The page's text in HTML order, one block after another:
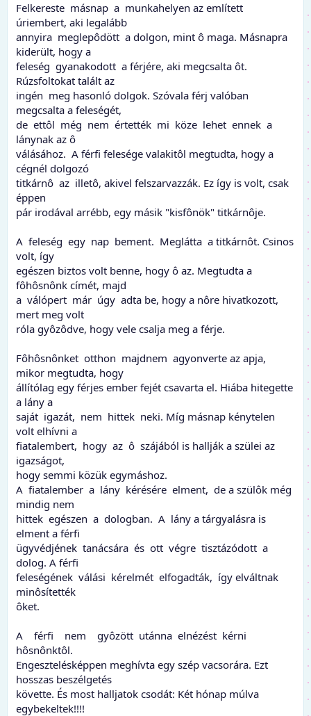
Felkereste másnap a munkahelyen az említett
úriembert, aki legalább
annyira meglepôdött a dolgon, mint ô maga. Másnapra
kiderült, hogy a
feleség gyanakodott a férjére, aki megcsalta ôt.
Rúzsfoltokat talált az
ingén meg hasonló dolgok. Szóvala férj valóban
megcsalta a feleségét,
de ettôl még nem értették mi köze lehet ennek a
lánynak az ô
válásához. A férfi felesége valakitôl megtudta, hogy a
cégnél dolgozó
titkárnô az illetô, akivel felszarvazzák. Ez így is volt, csak
éppen
pár irodával arrébb, egy másik "kisfônök" titkárnôje.
A feleség egy nap bement. Meglátta a titkárnôt. Csinos
volt, így
egészen biztos volt benne, hogy ô az. Megtudta a
fôhôsnônk címét, majd
a válópert már úgy adta be, hogy a nôre hivatkozott,
mert meg volt
róla gyôzôdve, hogy vele csalja meg a férje.
Fôhôsnônket otthon majdnem agyonverte az apja,
mikor megtudta, hogy
állítólag egy férjes ember fejét csavarta el. Hiába hitegette
a lány a
saját igazát, nem hittek neki. Míg másnap kénytelen
volt elhívni a
fiatalembert, hogy az ô szájából is hallják a szülei az
igazságot,
hogy semmi közük egymáshoz.
A fiatalember a lány kérésére elment, de a szülôk még
mindig nem
hittek egészen a dologban. A lány a tárgyalásra is
elment a férfi
ügyvédjének tanácsára és ott végre tisztázódott a
dolog. A férfi
feleségének válási kérelmét elfogadták, így elváltnak
minôsítették
ôket.
A férfi nem gyôzött utánna elnézést kérni
hôsnônktôl.
Engesztelésképpen meghívta egy szép vacsorára. Ezt
hosszas beszélgetés
követte. És most halljatok csodát: Két hónap múlva
egybekeltek!!!!